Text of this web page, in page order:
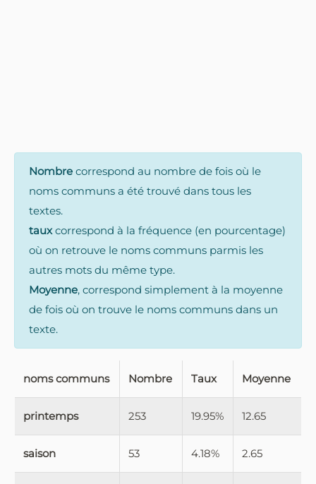
Nombre correspond au nombre de fois où le
noms communs a été trouvé dans tous les
textes.
tauxcorrespond à la fréquence (en pourcentage)
où on retrouve le noms communs parmis les
autres mots du même type.
Moyenne, correspond simplement à la moyenne
de fois où on trouve le noms communs dans un
texte.
noms communs Nombre Taux Moyenne
printemps 253 19.95% 12.65
saison 53 4.18% 2.65